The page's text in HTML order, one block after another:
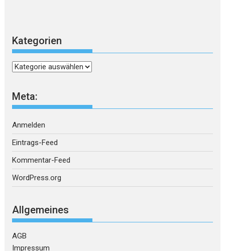
Kategorien
Kategorien
Meta:
Anmelden
Eintrags-Feed
Kommentar-Feed
WordPress.org
Allgemeines
AGB
Impressum